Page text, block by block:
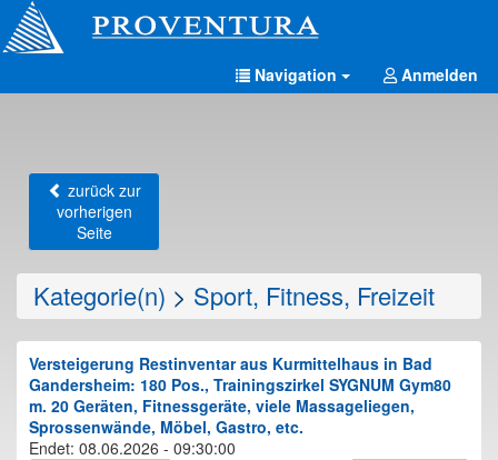
Navigation Anmelden
zurück zur
vorherigen
Seite
Kategorie(n) > Sport, Fitness, Freizeit
Versteigerung Restinventar aus Kurmittelhaus in Bad
Gandersheim: 180 Pos., Trainingszirkel SYGNUM Gym80
m. 20 Geräten, Fitnessgeräte, viele Massageliegen,
Sprossenwände, Möbel, Gastro, etc.
Endet: 08.06.2026 - 09:30:00